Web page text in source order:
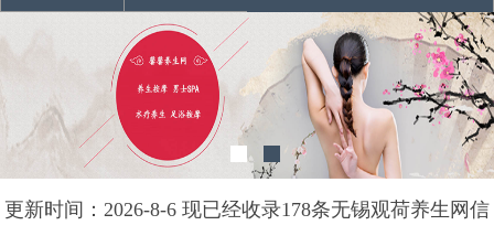
更新时间：2026-8-6 现已经收录178条无锡观荷养生网信